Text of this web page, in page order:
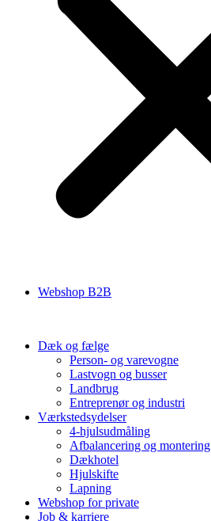
Webshop B2B
Dæk og fælge
Person- og varevogne
Lastvogn og busser
Landbrug
Entreprenør og industri
Værkstedsydelser
4-hjulsudmåling
Afbalancering og montering
Dækhotel
Hjulskifte
Lapning
Webshop for private
Job & karriere